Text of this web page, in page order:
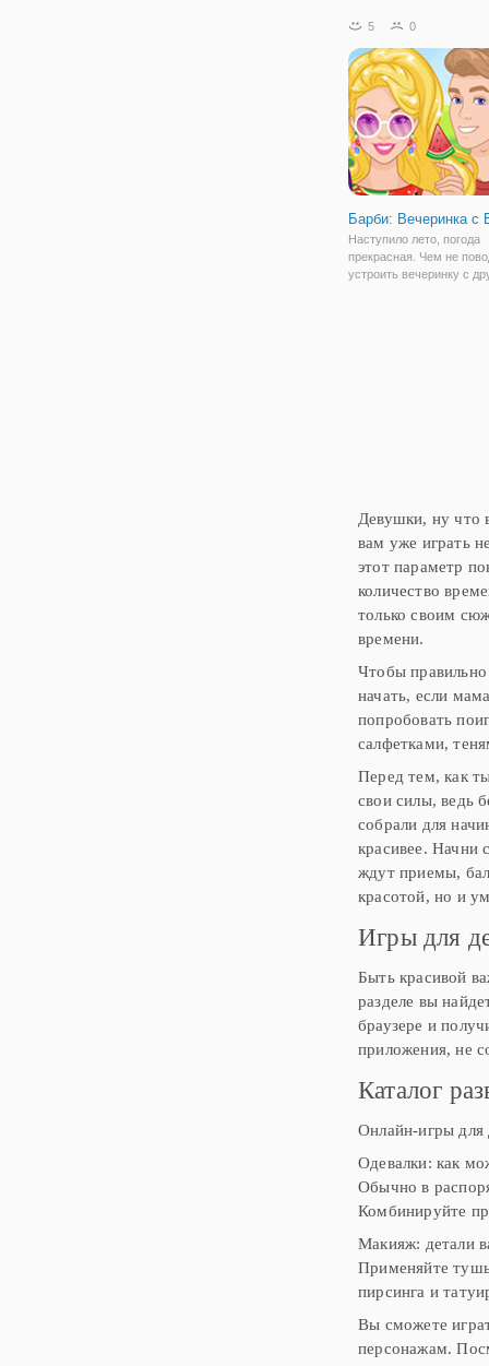
примерить на себя роль
персонажами будут:
Селена Гомес и Ариана
каждой из них есть свои
5 0
Барби: Вечеринка с
Наступило лето, погода
прекрасная. Чем не
устроить вечеринку с
Девушки, ну что
вам уже играть
этот параметр
количество
только своим
времени.
Чтобы правильно
начать, если
попробовать
салфетками,
Перед тем, как
свои силы, ведь
собрали для
красивее. Начни
ждут приемы,
красотой, но и
Игры для
Быть красивой
разделе вы
браузере и
приложения, не
Каталог
Онлайн-игры для
Одевалки: как
Обычно в
Комбинируйте
Макияж: детали
Применяйте
пирсинга и
Вы сможете
персонажам.